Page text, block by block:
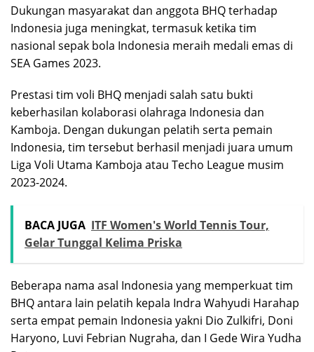
Dukungan masyarakat dan anggota BHQ terhadap
Indonesia juga meningkat, termasuk ketika tim
nasional sepak bola Indonesia meraih medali emas di
SEA Games 2023.
Prestasi tim voli BHQ menjadi salah satu bukti
keberhasilan kolaborasi olahraga Indonesia dan
Kamboja. Dengan dukungan pelatih serta pemain
Indonesia, tim tersebut berhasil menjadi juara umum
Liga Voli Utama Kamboja atau Techo League musim
2023-2024.
BACA JUGA ITF Women's World Tennis Tour,
Gelar Tunggal Kelima Priska
Beberapa nama asal Indonesia yang memperkuat tim
BHQ antara lain pelatih kepala Indra Wahyudi Harahap
serta empat pemain Indonesia yakni Dio Zulkifri, Doni
Haryono, Luvi Febrian Nugraha, dan I Gede Wira Yudha